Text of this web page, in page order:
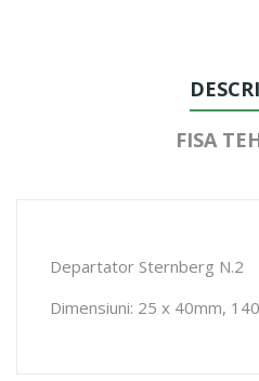
FISA
Departator Sternberg N.2
Dimensiuni: 25 x 40mm,